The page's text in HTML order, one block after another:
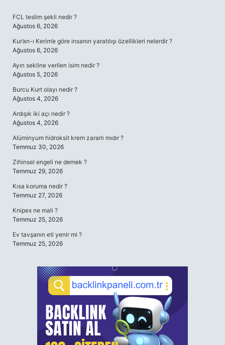
FCL teslim şekli nedir ?
Ağustos 6, 2026
Kur’an-ı Kerim’e göre insanın yaratılışı özellikleri nelerdir ?
Ağustos 6, 2026
Ayın sekline verilen isim nedir ?
Ağustos 5, 2026
Burcu Kurt olayı nedir ?
Ağustos 4, 2026
Ardışık iki açı nedir ?
Ağustos 4, 2026
Alüminyum hidroksit krem zararlı mıdır ?
Temmuz 30, 2026
Zihinsel engeli ne demek ?
Temmuz 29, 2026
Kısa koruma nedir ?
Temmuz 27, 2026
Knipex ne mali ?
Temmuz 25, 2026
Ev tavşanın eti yenir mi ?
Temmuz 25, 2026